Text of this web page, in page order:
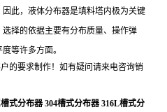
此，液体分布器是填料塔内极为关键
择的依据主要有分布质量、操作弹
等许多方面。
的要求制作！如有疑问请来电咨询销
式分布器 304槽式分布器 316L槽式分